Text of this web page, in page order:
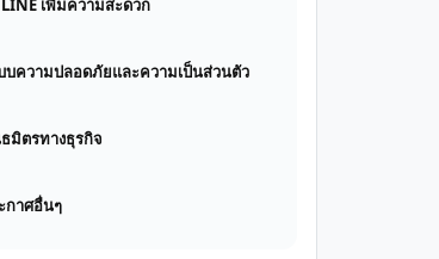
เพิ่มความสะดวก
บความปลอดภัยและความเป็นส่วนตัว
มิตรทางธุรกิจ
กาศอื่นๆ